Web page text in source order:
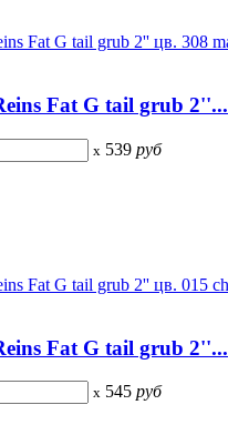
Fat G tail grub 2''...
x 539 руб
Fat G tail grub 2''...
x 545 руб